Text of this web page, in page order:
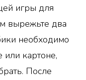
игры для
вырежьте два
необходимо
или картоне,
После